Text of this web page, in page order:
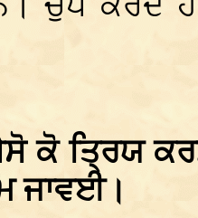
ਕੋ ਤ੍ਰਿਯ
ਜਾਵਈ।